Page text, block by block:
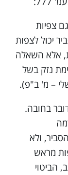
צפיות
יכול לצפות
אלא השאלה
נזק בשל
– מ' ב"פ).
בחובה.
ולא
מראש
הביטוי